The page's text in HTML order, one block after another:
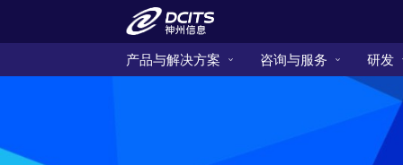
产品与解决方案 咨询与服务 研发